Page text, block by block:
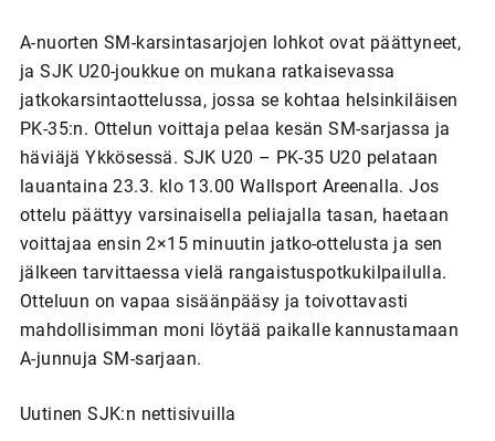
A-nuorten SM-karsintasarjojen lohkot ovat päättyneet,
ja SJK U20-joukkue on mukana ratkaisevassa
jatkokarsintaottelussa, jossa se kohtaa helsinkiläisen
PK-35:n. Ottelun voittaja pelaa kesän SM-sarjassa ja
häviäjä Ykkösessä. SJK U20 – PK-35 U20 pelataan
lauantaina 23.3. klo 13.00 Wallsport Areenalla. Jos
ottelu päättyy varsinaisella peliajalla tasan, haetaan
voittajaa ensin 2×15 minuutin jatko-ottelusta ja sen
jälkeen tarvittaessa vielä rangaistuspotkukilpailulla.
Otteluun on vapaa sisäänpääsy ja toivottavasti
mahdollisimman moni löytää paikalle kannustamaan
A-junnuja SM-sarjaan.
Uutinen SJK:n nettisivuilla